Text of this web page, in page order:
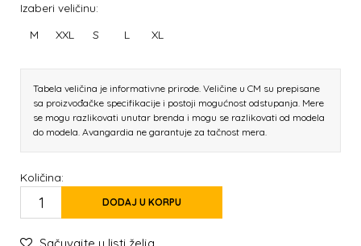
Izaberi veličinu:
M XXL S L XL
Tabela veličina je informativne prirode. Veličine u CM su prepisane
sa proizvođačke specifikacije i postoji mogućnost odstupanja. Mere
se mogu razlikovati unutar brenda i mogu se razlikovati od modela
do modela. Avangardia ne garantuje za tačnost mera.
Količina:
DODAJ U KORPU